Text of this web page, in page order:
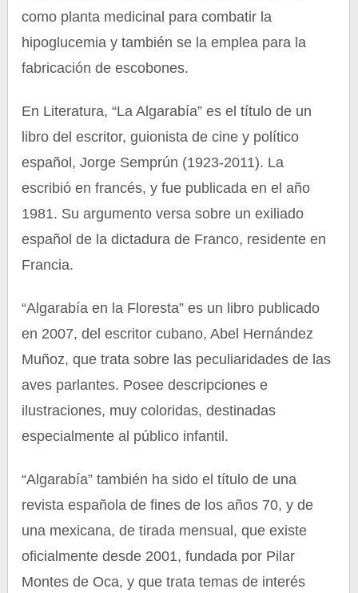
como planta medicinal para combatir la
hipoglucemia y también se la emplea para la
fabricación de escobones.
En Literatura, “La Algarabía” es el título de un
libro del escritor, guionista de cine y político
español, Jorge Semprún (1923-2011). La
escribió en francés, y fue publicada en el año
1981. Su argumento versa sobre un exiliado
español de la dictadura de Franco, residente en
Francia.
“Algarabía en la Floresta” es un libro publicado
en 2007, del escritor cubano, Abel Hernández
Muñoz, que trata sobre las peculiaridades de las
aves parlantes. Posee descripciones e
ilustraciones, muy coloridas, destinadas
especialmente al público infantil.
“Algarabía” también ha sido el título de una
revista española de fines de los años 70, y de
una mexicana, de tirada mensual, que existe
oficialmente desde 2001, fundada por Pilar
Montes de Oca, y que trata temas de interés